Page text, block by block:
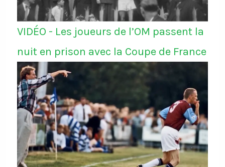
VIDÉO - Les joueurs de l’OM passent la
nuit en prison avec la Coupe de France